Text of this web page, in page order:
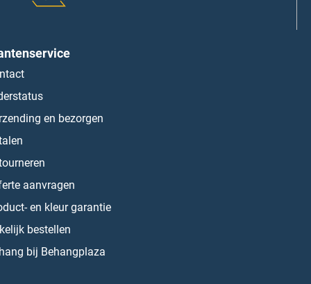
en bezorgen
aanvragen
en kleur garantie
bestellen
bij Behangplaza